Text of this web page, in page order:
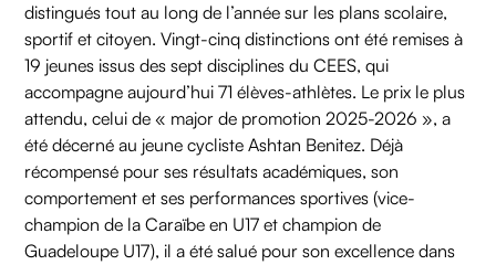
distingués tout au long de l’année sur les plans scolaire,
sportif et citoyen. Vingt-cinq distinctions ont été remises à
19 jeunes issus des sept disciplines du CEES, qui
accompagne aujourd’hui 71 élèves-athlètes. Le prix le plus
attendu, celui de « major de promotion 2025-2026 », a
été décerné au jeune cycliste Ashtan Benitez. Déjà
récompensé pour ses résultats académiques, son
comportement et ses performances sportives (vice-
champion de la Caraïbe en U17 et champion de
Guadeloupe U17), il a été salué pour son excellence dans